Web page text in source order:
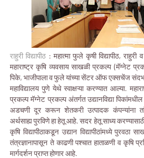
राहुरी विद्यापीठ : महात्मा फुले कृषी विद्यापीठ,
महाराष्ट्र कृषि व्यवसाय साखळी प्रकल्प (मॅग्नेट
पिके, भाजीपाला व फुले यांच्या सेंटर ऑफ एक्सचेंज
महाविद्यालय पुणे येथे स्वाक्षऱ्या करण्यात आल्या.
प्रकल्प मॅग्नेट प्रकल्प अंतर्गत उद्यानविद्या
अडचणी दूर करून शेतकरी उत्पादक कंपन्यांना
अर्थसाह्य पुरविणे हा हेतू आहे. सदर हेतू साध्य
कृषि विद्यापीठाकडून उद्यान विद्यापीठांमध्ये पुरवठा
तंत्रज्ञानापासून ते काढणी पश्चात हाताळणी व कृषि
मार्गदर्शन प्राप्त होणार आहे.